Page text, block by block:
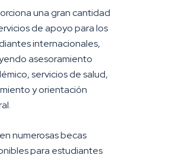
una gran cantidad
de apoyo para los
internacionales,
asesoramiento
servicios de salud,
y orientación
numerosas becas
para estudiantes